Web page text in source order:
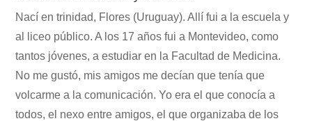
Nací en trinidad, Flores (Uruguay). Allí fui a la escuela y
al liceo público. A los 17 años fui a Montevideo, como
tantos jóvenes, a estudiar en la Facultad de Medicina.
No me gustó, mis amigos me decían que tenía que
volcarme a la comunicación. Yo era el que conocía a
todos, el nexo entre amigos, el que organizaba de los